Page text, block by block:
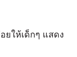
ยให้เด็กๆ แสดง